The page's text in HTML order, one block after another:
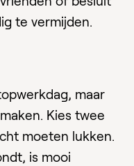
te vermijden.
maar
Kies twee
moeten lukken.
is mooi